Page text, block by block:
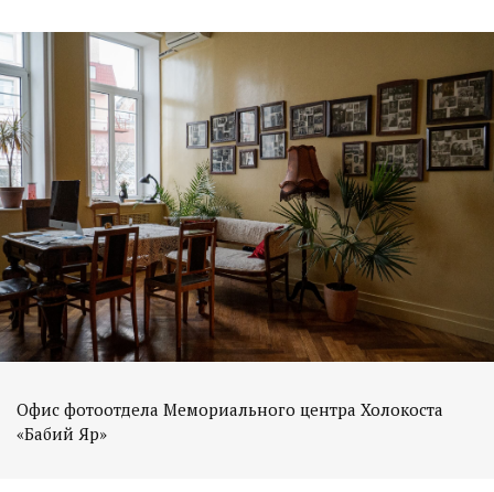
Офис фотоотдела Мемориального центра Холокоста
«Бабий Яр»